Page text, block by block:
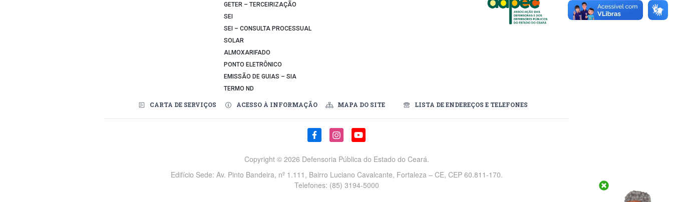
GETER – TERCEIRIZAÇÃO
SEI
SEI – CONSULTA PROCESSUAL
SOLAR
ALMOXARIFADO
PONTO ELETRÔNICO
EMISSÃO DE GUIAS – SIA
TERMO ND
CARTA DE SERVIÇOS ACESSO À INFORMAÇÃO MAPA DO SITE LISTA DE ENDEREÇOS E TELEFONES
Copyright © 2026 Defensoria Pública do Estado do Ceará.
Edifício Sede: Av. Pinto Bandeira, nº 1.111, Bairro Luciano Cavalcante, Fortaleza – CE, CEP 60.811-170.
Telefones: (85) 3194-5000